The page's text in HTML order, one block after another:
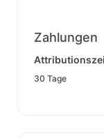
Zahlungen
30 Tage